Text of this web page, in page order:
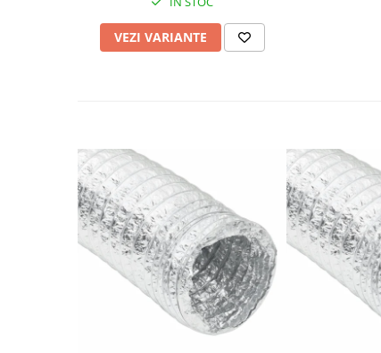
Grila în poziție deschisă
VEZI VARIANTE